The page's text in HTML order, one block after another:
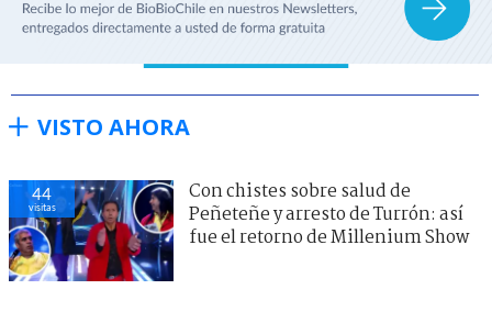
VISTO AHORA
44
visitas
Con chistes sobre salud de
Peñeteñe y arresto de Turrón: así
fue el retorno de Millenium Show